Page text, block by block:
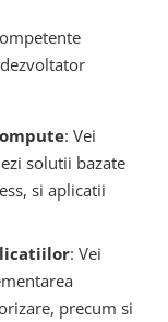
: Vei
solutii bazate
si aplicatii
: Vei
precum si